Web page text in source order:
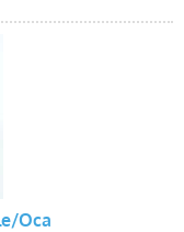
Oca